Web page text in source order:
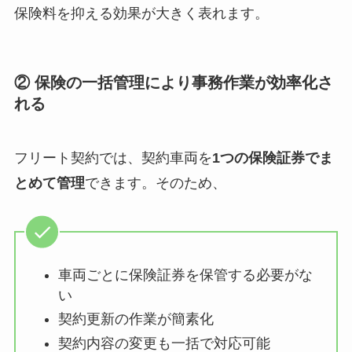
保険料を抑える効果が大きく表れます。
② 保険の一括管理により事務作業が効率化さ
れる
フリート契約では、契約車両を1つの保険証券でま
とめて管理できます。そのため、
車両ごとに保険証券を保管する必要がな
い
契約更新の作業が簡素化
契約内容の変更も一括で対応可能